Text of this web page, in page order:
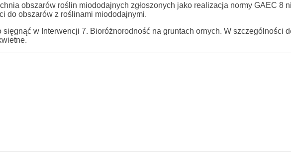
obszarów roślin miododajnych zgłoszonych jako realizacja normy GAEC 8
do obszarów z roślinami miododajnymi.
w Interwencji 7. Bioróżnorodność na gruntach ornych. W szczególności